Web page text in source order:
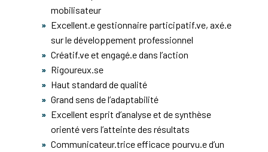
mobilisateur
Excellent.e gestionnaire participatif.ve, axé.e
sur le développement professionnel
Créatif.ve et engagé.e dans l’action
Rigoureux.se
Haut standard de qualité
Grand sens de l’adaptabilité
Excellent esprit d’analyse et de synthèse
orienté vers l’atteinte des résultats
Communicateur.trice efficace pourvu.e d’un